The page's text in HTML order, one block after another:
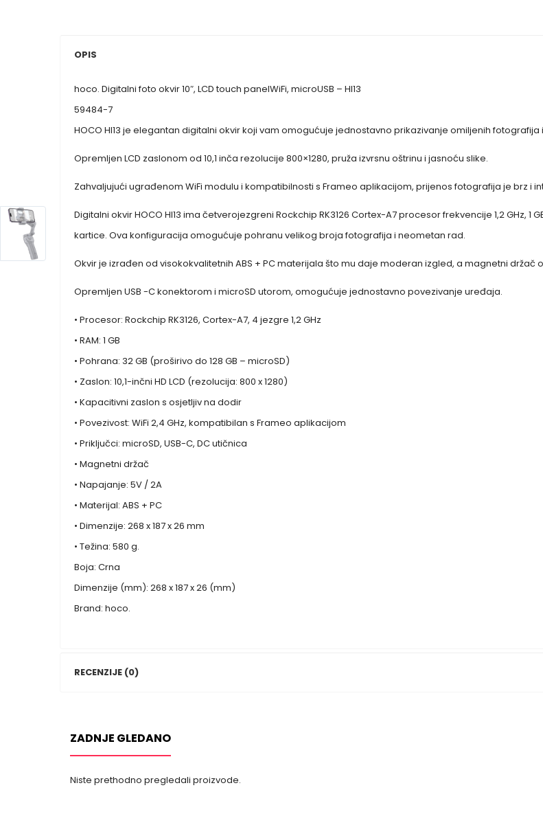
OPIS
hoco. Digitalni foto okvir 10″, LCD touch panelWiFi, microUSB – HI13
59484-7
HOCO HI13 je elegantan digitalni okvir koji vam omogućuje jednostavno prikazivanje omiljenih fotografija
Opremljen LCD zaslonom od 10,1 inča rezolucije 800×1280, pruža izvrsnu oštrinu i jasnoću slike.
Zahvaljujući ugrađenom WiFi modulu i kompatibilnosti s Frameo aplikacijom, prijenos fotografija je brz i
Digitalni okvir HOCO HI13 ima četverojezgreni Rockchip RK3126 Cortex-A7 procesor frekvencije 1,2 GHz, 1
kartice. Ova konfiguracija omogućuje pohranu velikog broja fotografija i neometan rad.
Okvir je izrađen od visokokvalitetnih ABS + PC materijala što mu daje moderan izgled, a magnetni držač
Opremljen USB -C konektorom i microSD utorom, omogućuje jednostavno povezivanje uređaja.
• Procesor: Rockchip RK3126, Cortex-A7, 4 jezgre 1,2 GHz
• RAM: 1 GB
• Pohrana: 32 GB (proširivo do 128 GB – microSD)
• Zaslon: 10,1-inčni HD LCD (rezolucija: 800 x 1280)
• Kapacitivni zaslon s osjetljiv na dodir
• Povezivost: WiFi 2,4 GHz, kompatibilan s Frameo aplikacijom
• Priključci: microSD, USB-C, DC utičnica
• Magnetni držač
• Napajanje: 5V / 2A
• Materijal: ABS + PC
• Dimenzije: 268 x 187 x 26 mm
• Težina: 580 g.
Boja: Crna
Dimenzije (mm): 268 x 187 x 26 (mm)
Brand: hoco.
RECENZIJE (0)
ZADNJE GLEDANO
Niste prethodno pregledali proizvode.